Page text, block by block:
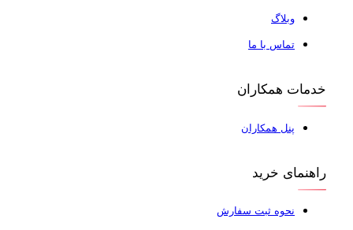
وبلاگ
تماس با ما
خدمات همکاران
پنل همکاران
راهنمای خرید
نحوه ثبت سفارش